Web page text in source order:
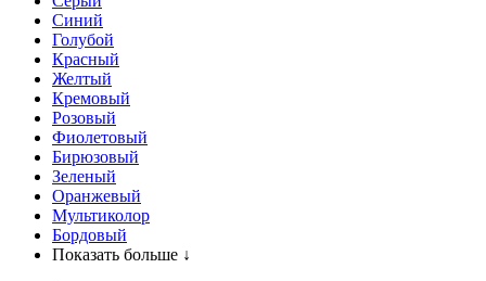
Синий
Голубой
Красный
Желтый
Кремовый
Розовый
Фиолетовый
Бирюзовый
Зеленый
Оранжевый
Мультиколор
Бордовый
Показать больше ↓